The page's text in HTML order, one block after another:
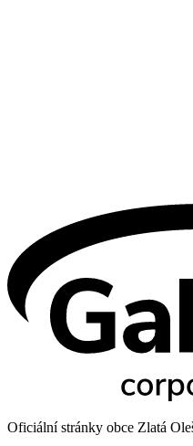
Oficiální stránky obce Zlatá